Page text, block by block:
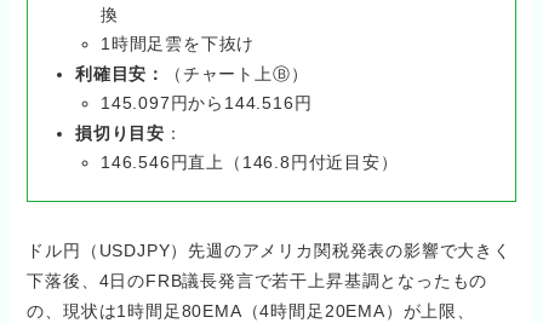
換
1時間足雲を下抜け
利確目安：
（チャート上Ⓑ）
145.097円から144.516円
損切り目安 ：
146.546円直上（146.8円付近目安）
ドル円（USDJPY）先週のアメリカ関税発表の影響で大きく
下落後、4日のFRB議長発言で若干上昇基調となったもの
の、現状は1時間足80EMA（4時間足20EMA）が上限、